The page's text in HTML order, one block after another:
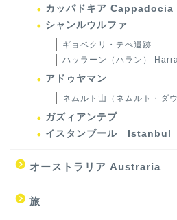
カッパドキア Cappadocia
シャンルウルファ
ギョベクリ・テぺ遺跡
ハッラーン（ハラン）
アドゥヤマン
ネムルト山（ネムルト・ダ
ガズィアンテプ
イスタンブール Istanbul
オーストラリア Austraria
旅